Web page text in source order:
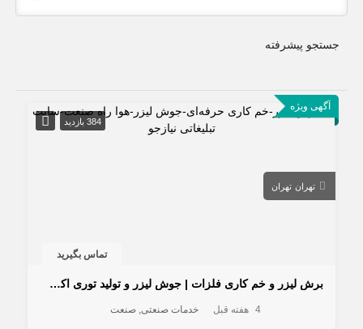
جستجو پیشرفته
آگهی ویژه
384 بازدید
تهران تهران
تماس بگیرید
برش لیزر و خم کاری فلزات | جوش لیزر و تولید توری اکسپند متال
4 هفته قبل خدمات صنعتی صنعت